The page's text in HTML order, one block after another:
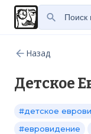
Назад
Детское
#детское
#евровидение